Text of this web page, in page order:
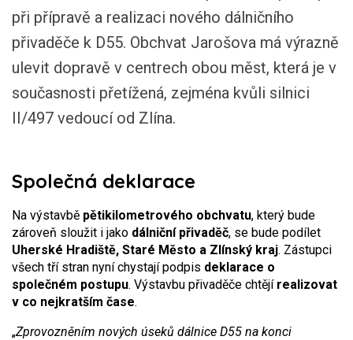
při přípravě a realizaci nového dálničního
přivaděče k D55. Obchvat Jarošova má výrazně
ulevit dopravě v centrech obou měst, která je v
současnosti přetížená, zejména kvůli silnici
II/497 vedoucí od Zlína.
Společná deklarace
Na výstavbě pětikilometrového obchvatu, který bude
zároveň sloužit i jako dálniční přivaděč, se bude podílet
Uherské Hradiště, Staré Město a Zlínský kraj. Zástupci
všech tří stran nyní chystají podpis deklarace o
společném postupu. Výstavbu přivaděče chtějí realizovat
v co nejkratším čase.
„Zprovozněním nových úseků dálnice D55 na konci